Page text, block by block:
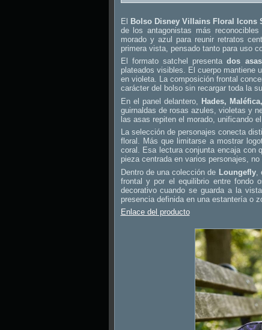
El Bolso Disney Villains Floral Icons
de los antagonistas más
morado y azul para reunir retratos
primera vista, pensado tanto para uso
El formato satchel presentados
plateados visibles. El cuerpo mantiene
en violeta. La composición frontal
carácter del bolso sin recargar toda la
En el panel delantero,
Hades,
guirnaldas de rosas azules, violetas y
las asas repiten el morado, unificando
La selección de personajes conecta
floral. Más que limitarse a mostrar
coral. Esa lectura conjunta encaja con
pieza centrada en varios personajes, no
Dentro de una colección de Loungefly,
frontal y por el equilibrio entre fondo
decorativo cuando se guarda a la
presencia definida en una estantería o
Enlace del producto